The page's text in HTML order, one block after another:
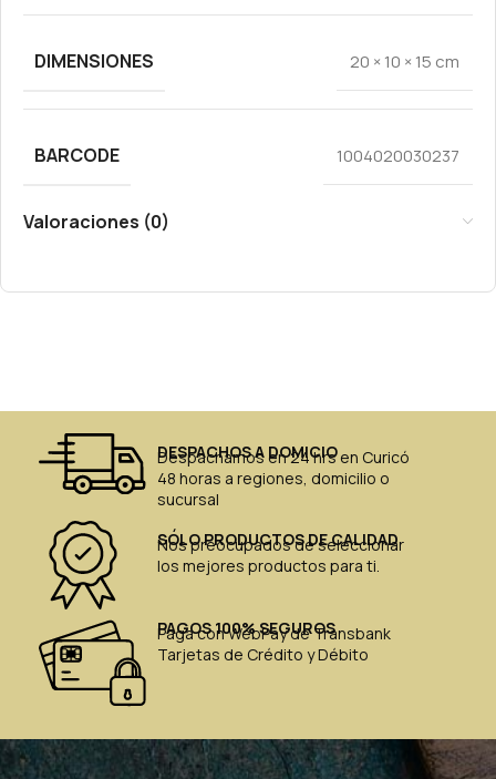
DIMENSIONES 20 × 10 × 15 cm
BARCODE 1004020030237
Valoraciones (0)
DESPACHOS A DOMICIO
Despachamos en 24 hrs en Curicó
48 horas a regiones, domicilio o
sucursal
SÓLO PRODUCTOS DE CALIDAD
Nos preocupados de seleccionar
los mejores productos para ti.
PAGOS 100% SEGUROS
Paga con WebPay de Transbank
Tarjetas de Crédito y Débito